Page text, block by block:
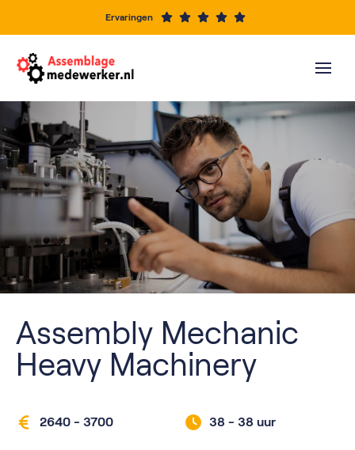
Ervaringen
Assembly Mechanic
Heavy Machinery
2640 - 3700 38 - 38 uur